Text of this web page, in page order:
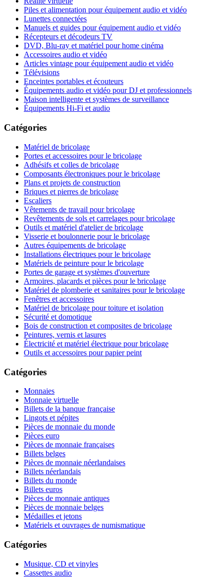
Piles et alimentation pour équipement audio et vidéo
Lunettes connectées
Manuels et guides pour équipement audio et vidéo
Récepteurs et décodeurs TV
DVD, Blu-ray et matériel pour home cinéma
Accessoires audio et vidéo
Articles vintage pour équipement audio et vidéo
Télévisions
Enceintes portables et écouteurs
Équipements audio et vidéo pour DJ et professionnels
Maison intelligente et systèmes de surveillance
Équipements Hi-Fi et audio
Catégories
Matériel de bricolage
Portes et accessoires pour le bricolage
Adhésifs et colles de bricolage
Composants électroniques pour le bricolage
Plans et projets de construction
Briques et pierres de bricolage
Escaliers
Vêtements de travail pour bricolage
Revêtements de sols et carrelages pour bricolage
Outils et matériel d'atelier de bricolage
Visserie et boulonnerie pour le bricolage
Autres équipements de bricolage
Installations électriques pour le bricolage
Matériels de peinture pour le bricolage
Portes de garage et systèmes d'ouverture
Armoires, placards et pièces pour le bricolage
Matériel de plomberie et sanitaires pour le bricolage
Fenêtres et accessoires
Matériel de bricolage pour toiture et isolation
Sécurité et domotique
Bois de construction et composites de bricolage
Peintures, vernis et lasures
Électricité et matériel électrique pour bricolage
Outils et accessoires pour papier peint
Catégories
Monnaies
Monnaie virtuelle
Billets de la banque française
Lingots et pépites
Pièces de monnaie du monde
Pièces euro
Pièces de monnaie françaises
Billets belges
Pièces de monnaie néerlandaises
Billets néerlandais
Billets du monde
Billets euros
Pièces de monnaie antiques
Pièces de monnaie belges
Médailles et jetons
Matériels et ouvrages de numismatique
Catégories
Musique, CD et vinyles
Cassettes audio